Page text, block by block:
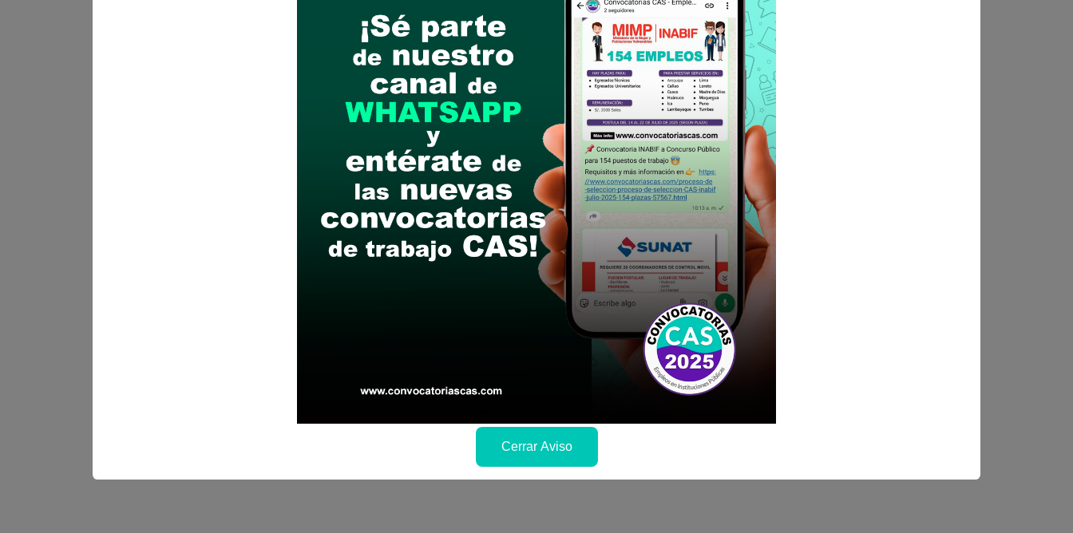
- Se comunica a los postulantes que se ha habilitado un aplicativo para el registro de información de los
postulantes para los cual deberán de registrar sus datos en el siguiente link: POSTULA AQUÍ
Es necesario precisar, que dicha información permitirá tener un consolidado de postulantes (por
Departamento Académico y Facultad) y agilizar el registro de los contratos de los postulantes ganadores del
Recomendaciones para postular
Descarga y revisa a detalle las bases del concurso público
Antes de postular, verifica si cumples con los requisitos para el puesto
Prepara tu documentación y presentalo en la fechas y por los medios que indica las bases
Revisar el cronograma para conocer cuando se publicará los resultados
Cerrar Aviso